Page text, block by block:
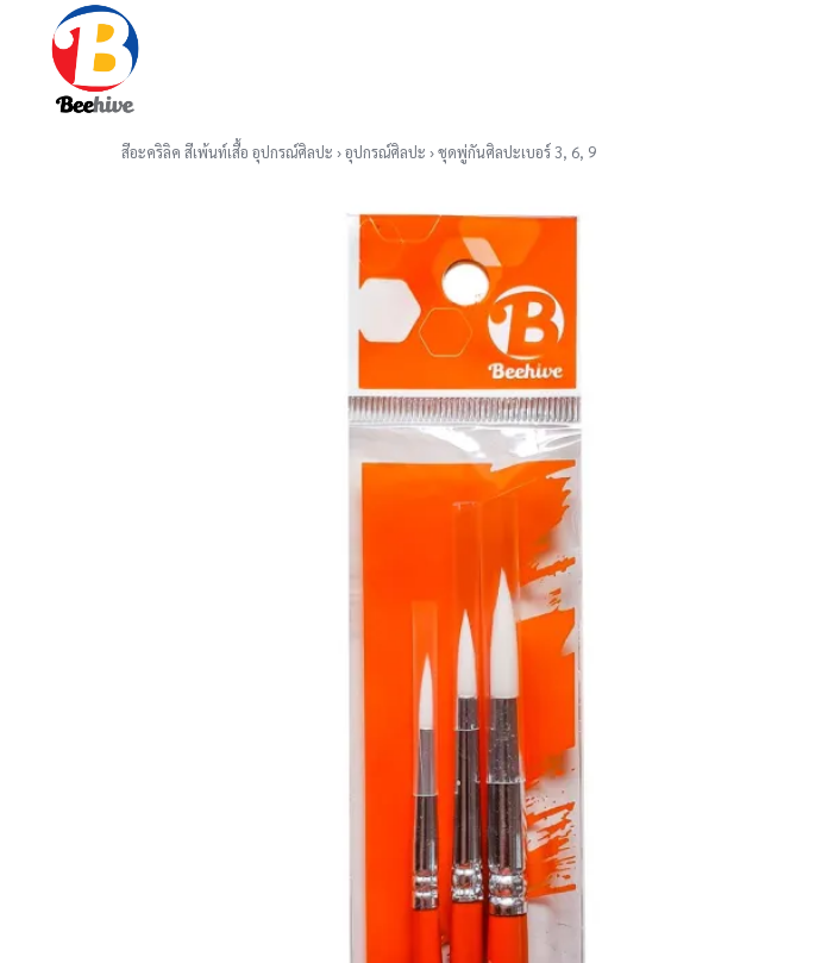
content
for:
สีอะคริลิค สีเพ้นท์เสื้อ อุปกรณ์ศิลปะ ›อุปกรณ์ศิลปะ ›ชุดพู่กันศิลปะเบอร์ 3, 6, 9